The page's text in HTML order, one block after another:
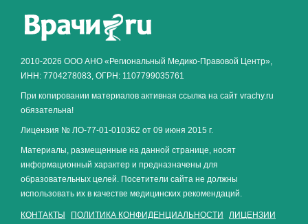
2010-2026 ООО АНО «Региональный Медико-Правовой Центр»,
ИНН: 7704278083, ОГРН: 1107799035761
При копировании материалов активная ссылка на сайт vrachy.ru
обязательна!
Лицензия № ЛО-77-01-010362 от 09 июня 2015 г.
Материалы, размещенные на данной странице, носят
информационный характер и предназначены для
образовательных целей. Посетители сайта не должны
использовать их в качестве медицинских рекомендаций.
КОНТАКТЫ ПОЛИТИКА КОНФИДЕНЦИАЛЬНОСТИ ЛИЦЕНЗИИ